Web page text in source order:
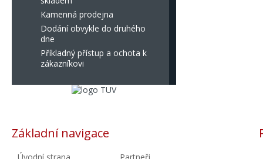
Kamenná prodejna
Dodání obvykle do druhého
dne
Příkladný přístup a ochota k
zákazníkovi
Základní navigace